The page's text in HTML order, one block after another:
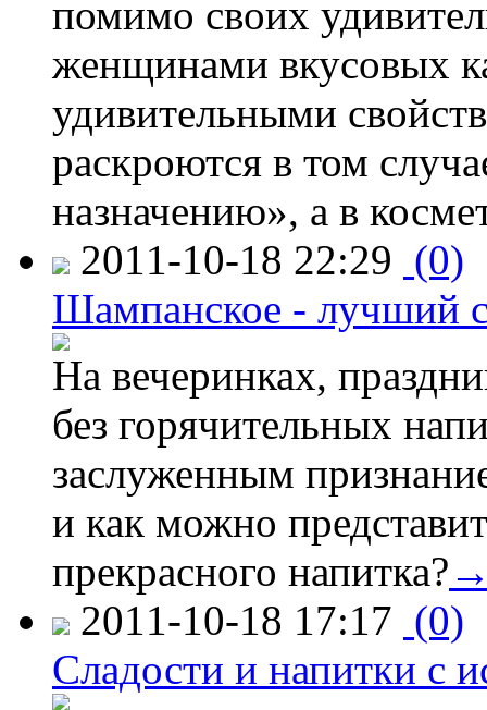
помимо своих
женщинами вкусовых
удивительными
раскроются в том
назначению», а в
2011-10-18 22:29 (0)
Шампанское - лучший
На вечеринках,
без горячительных
заслуженным
и как можно
прекрасного напитка?
2011-10-18 17:17 (0)
Сладости и напитки с